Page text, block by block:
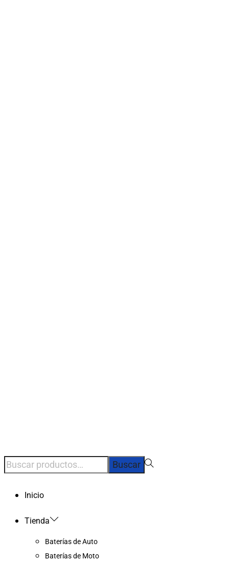
Búsqueda
para:>
Buscar
Inicio
Tienda
Baterías de Auto
Baterías de Moto